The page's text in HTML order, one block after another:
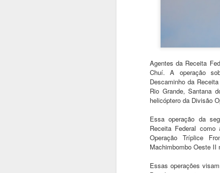
Agentes da Receita
Chuí. A operação
Descaminho da
Rio Grande, Santana
helicóptero da Divisão
Essa operação da
Receita Federal
Operação Tríplice
Machimbombo Oeste II
Essas operações